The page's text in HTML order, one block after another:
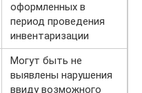
оформленных в
период проведения
инвентаризации
Могут быть не
выявлены нарушения
ввиду возможного